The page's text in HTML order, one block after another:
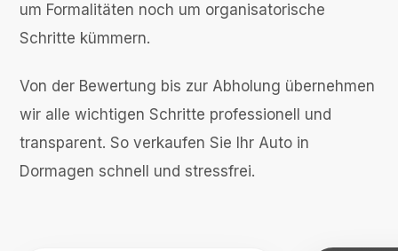
um Formalitäten noch um organisatorische
Schritte kümmern.
Von der Bewertung bis zur Abholung übernehmen
wir alle wichtigen Schritte professionell und
transparent. So verkaufen Sie Ihr Auto in
Dormagen schnell und stressfrei.